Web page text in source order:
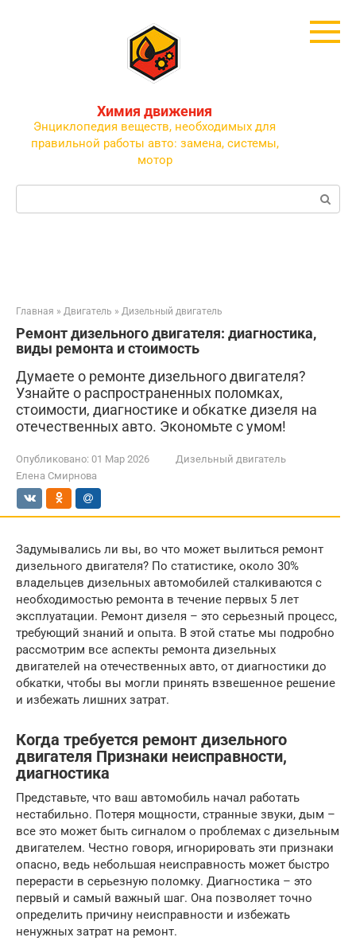
Химия движения
Энциклопедия веществ, необходимых для
правильной работы авто: замена, системы,
мотор
Поиск:
Главная » Двигатель » Дизельный двигатель
Ремонт дизельного двигателя: диагностика,
виды ремонта и стоимость
Думаете о ремонте дизельного двигателя?
Узнайте о распространенных поломках,
стоимости, диагностике и обкатке дизеля на
отечественных авто. Экономьте с умом!
Опубликовано: 01 Мар 2026
Дизельный двигатель
Елена Смирнова
Задумывались ли вы, во что может вылиться ремонт
дизельного двигателя? По статистике, около 30%
владельцев дизельных автомобилей сталкиваются с
необходимостью ремонта в течение первых 5 лет
эксплуатации. Ремонт дизеля – это серьезный процесс,
требующий знаний и опыта. В этой статье мы подробно
рассмотрим все аспекты ремонта дизельных
двигателей на отечественных авто, от диагностики до
обкатки, чтобы вы могли принять взвешенное решение
и избежать лишних затрат.
Когда требуется ремонт дизельного
двигателя Признаки неисправности,
диагностика
Представьте, что ваш автомобиль начал работать
нестабильно. Потеря мощности, странные звуки, дым –
все это может быть сигналом о проблемах с дизельным
двигателем. Честно говоря, игнорировать эти признаки
опасно, ведь небольшая неисправность может быстро
перерасти в серьезную поломку. Диагностика – это
первый и самый важный шаг. Она позволяет точно
определить причину неисправности и избежать
ненужных затрат на ремонт.